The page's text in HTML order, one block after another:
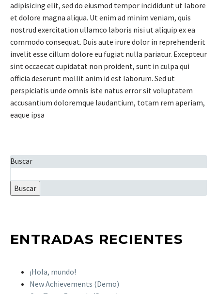
adipisicing elit, sed do eiusmod tempor incididunt ut labore
et dolore magna aliqua. Ut enim ad minim veniam, quis
nostrud exercitation ullamco laboris nisi ut aliquip ex ea
commodo consequat. Duis aute irure dolor in reprehenderit
invelit esse cillum dolore eu fugiat nulla pariatur. Excepteur
sint occaecat cupidatat non proident, sunt in culpa qui
officia deserunt mollit anim id est laborum. Sed ut
perspiciatis unde omnis iste natus error sit voluptatem
accusantium doloremque laudantium, totam rem aperiam,
eaque ipsa
Buscar
Buscar
ENTRADAS RECIENTES
¡Hola, mundo!
New Achievements (Demo)